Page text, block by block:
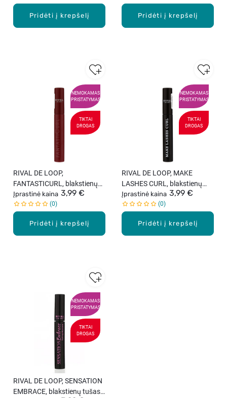
Pridėti į krepšelį Pridėti į krepšelį
NEMOKAMAS
PRISTATYMAS
TIKTAI
DROGAS
Pridėti į krepšelį
RIVAL DE LOOP,
FANTASTICURL, blakstienų
tušas, juodas.
Įprastinė kaina 3,99 €
0
NEMOKAMAS
PRISTATYMAS
TIKTAI
DROGAS
Pridėti į krepšelį
RIVAL DE LOOP, MAKE
LASHES CURL, blakstienų
tušas.
Įprastinė kaina 3,99 €
0
NEMOKAMAS
PRISTATYMAS
TIKTAI
DROGAS
RIVAL DE LOOP, SENSATION
EMBRACE, blakstienų tušas,